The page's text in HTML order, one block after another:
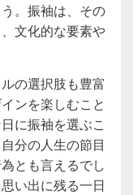
。振袖は、その
文化的な要素や
の選択肢も豊富
ンを楽しむこと
に振袖を選ぶこ
分の人生の節目
とも言えるでし
い出に残る一日